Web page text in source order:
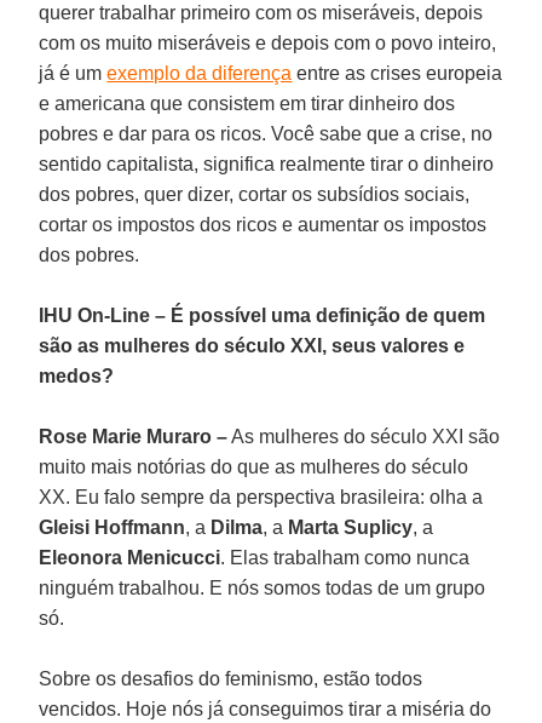
querer trabalhar primeiro com os miseráveis, depois
com os muito miseráveis e depois com o povo inteiro,
já é umexemplo da diferença entre as crises europeia
e americana que consistem em tirar dinheiro dos
pobres e dar para os ricos. Você sabe que a crise, no
sentido capitalista, significa realmente tirar o dinheiro
dos pobres, quer dizer, cortar os subsídios sociais,
cortar os impostos dos ricos e aumentar os impostos
dos pobres.
IHU On-Line – É possível uma definição de quem
são as mulheres do século XXI, seus valores e
medos?
Rose Marie Muraro –As mulheres do século XXI são
muito mais notórias do que as mulheres do século
XX. Eu falo sempre da perspectiva brasileira: olha a
Gleisi Hoffmann, a Dilma, a Marta Suplicy, a
Eleonora Menicucci. Elas trabalham como nunca
ninguém trabalhou. E nós somos todas de um grupo
só.
Sobre os desafios do feminismo, estão todos
vencidos. Hoje nós já conseguimos tirar a miséria do